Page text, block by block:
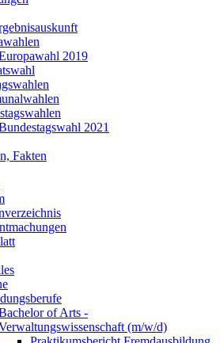
2019
2021
Fakten
of Arts -
(m/w/d)